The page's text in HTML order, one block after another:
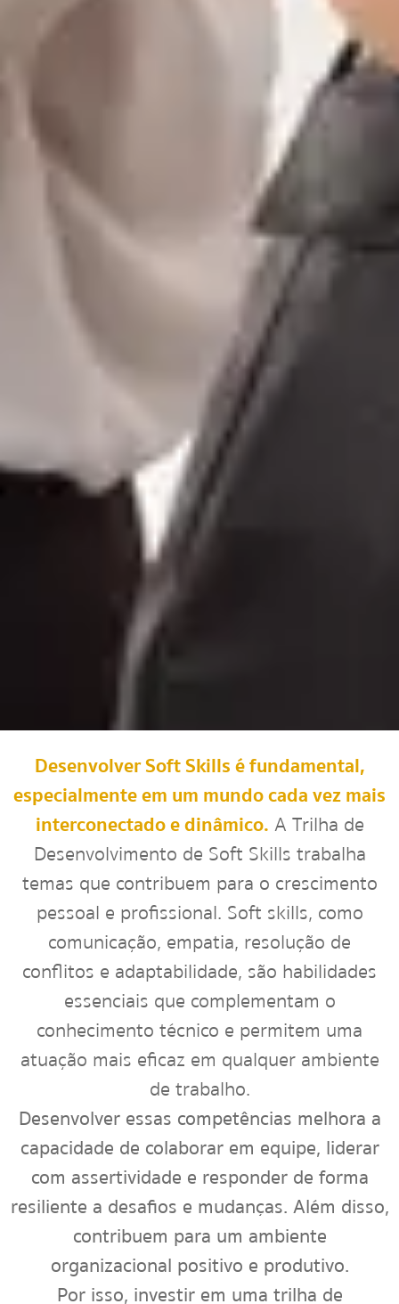
Desenvolver Soft Skills é fundamental,
especialmente em um mundo cada vez mais
interconectado e dinâmico. A Trilha de
Desenvolvimento de Soft Skills trabalha
temas que contribuem para o crescimento
pessoal e profissional. Soft skills, como
comunicação, empatia, resolução de
conflitos e adaptabilidade, são habilidades
essenciais que complementam o
conhecimento técnico e permitem uma
atuação mais eficaz em qualquer ambiente
de trabalho.
Desenvolver essas competências melhora a
capacidade de colaborar em equipe, liderar
com assertividade e responder de forma
resiliente a desafios e mudanças. Além disso,
contribuem para um ambiente
organizacional positivo e produtivo.
Por isso, investir em uma trilha de